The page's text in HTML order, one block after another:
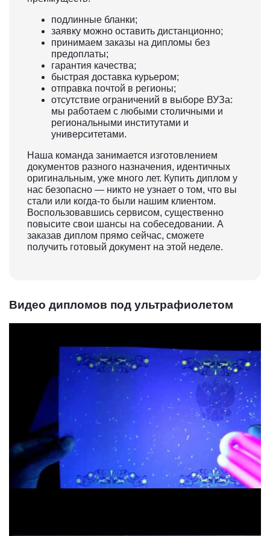
подлинные бланки;
заявку можно оставить дистанционно;
принимаем заказы на дипломы без
предоплаты;
гарантия качества;
быстрая доставка курьером;
отправка почтой в регионы;
отсутствие ограничений в выборе ВУЗа:
мы работаем с любыми столичными и
региональными институтами и
университетами.
Наша команда занимается изготовлением
документов разного назначения, идентичных
оригинальным, уже много лет. Купить диплом у
нас безопасно — никто не узнает о том, что вы
стали или когда-то были нашим клиентом.
Воспользовавшись сервисом, существенно
повысите свои шансы на собеседовании. А
заказав диплом прямо сейчас, сможете
получить готовый документ на этой неделе.
Видео дипломов под ультрафиолетом